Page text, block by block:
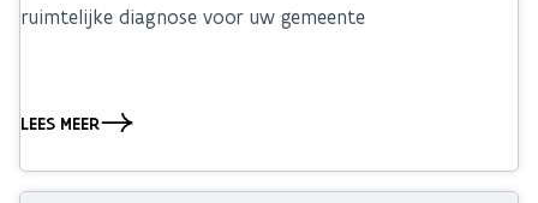
ruimtelijke diagnose voor uw gemeente
LEES MEER